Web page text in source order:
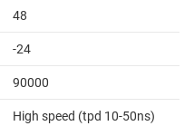
48
-24
90000
High speed (tpd 10-50ns)